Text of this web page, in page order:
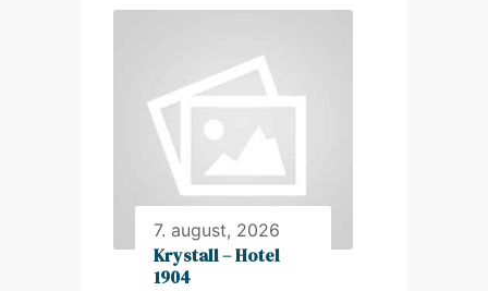
7. august, 2026
Krystall – Hotel
1904